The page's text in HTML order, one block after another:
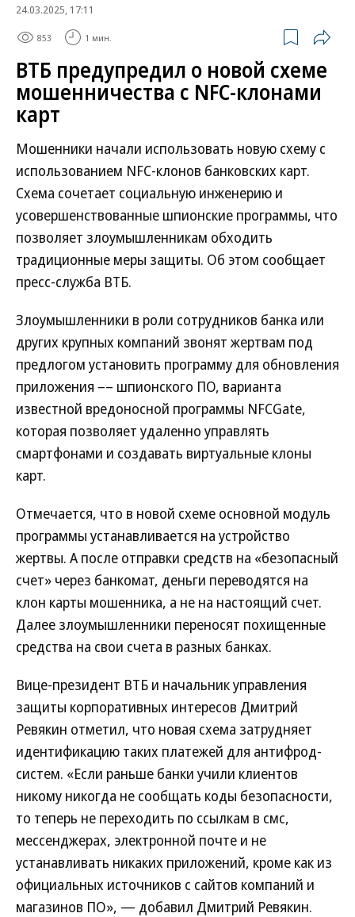
24.03.2025, 17:11
853 1 мин.
ВТБ предупредил о новой схеме
мошенничества с NFC-клонами
карт
Мошенники начали использовать новую схему с
использованием NFC-клонов банковских карт.
Схема сочетает социальную инженерию и
усовершенствованные шпионские программы, что
позволяет злоумышленникам обходить
традиционные меры защиты. Об этом сообщает
пресс-служба ВТБ.
Злоумышленники в роли сотрудников банка или
других крупных компаний звонят жертвам под
предлогом установить программу для обновления
приложения –– шпионского ПО, варианта
известной вредоносной программы NFCGate,
которая позволяет удаленно управлять
смартфонами и создавать виртуальные клоны
карт.
Отмечается, что в новой схеме основной модуль
программы устанавливается на устройство
жертвы. А после отправки средств на «безопасный
счет» через банкомат, деньги переводятся на
клон карты мошенника, а не на настоящий счет.
Далее злоумышленники переносят похищенные
средства на свои счета в разных банках.
Вице-президент ВТБ и начальник управления
защиты корпоративных интересов Дмитрий
Ревякин отметил, что новая схема затрудняет
идентификацию таких платежей для антифрод-
систем. «Если раньше банки учили клиентов
никому никогда не сообщать коды безопасности,
то теперь не переходить по ссылкам в смс,
мессенджерах, электронной почте и не
устанавливать никаких приложений, кроме как из
официальных источников с сайтов компаний и
магазинов ПО», — добавил Дмитрий Ревякин.